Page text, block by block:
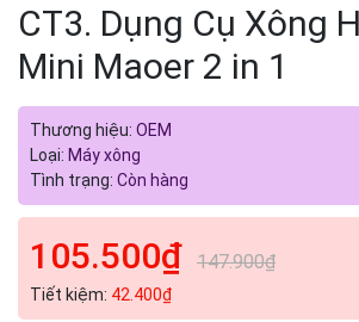
CT3. Dụng Cụ Xông
Mini Maoer 2 in 1
Thương hiệu: OEM
Loại: Máy xông
Tình trạng: Còn hàng
105.500₫ 147.900₫
Tiết kiệm: 42.400₫